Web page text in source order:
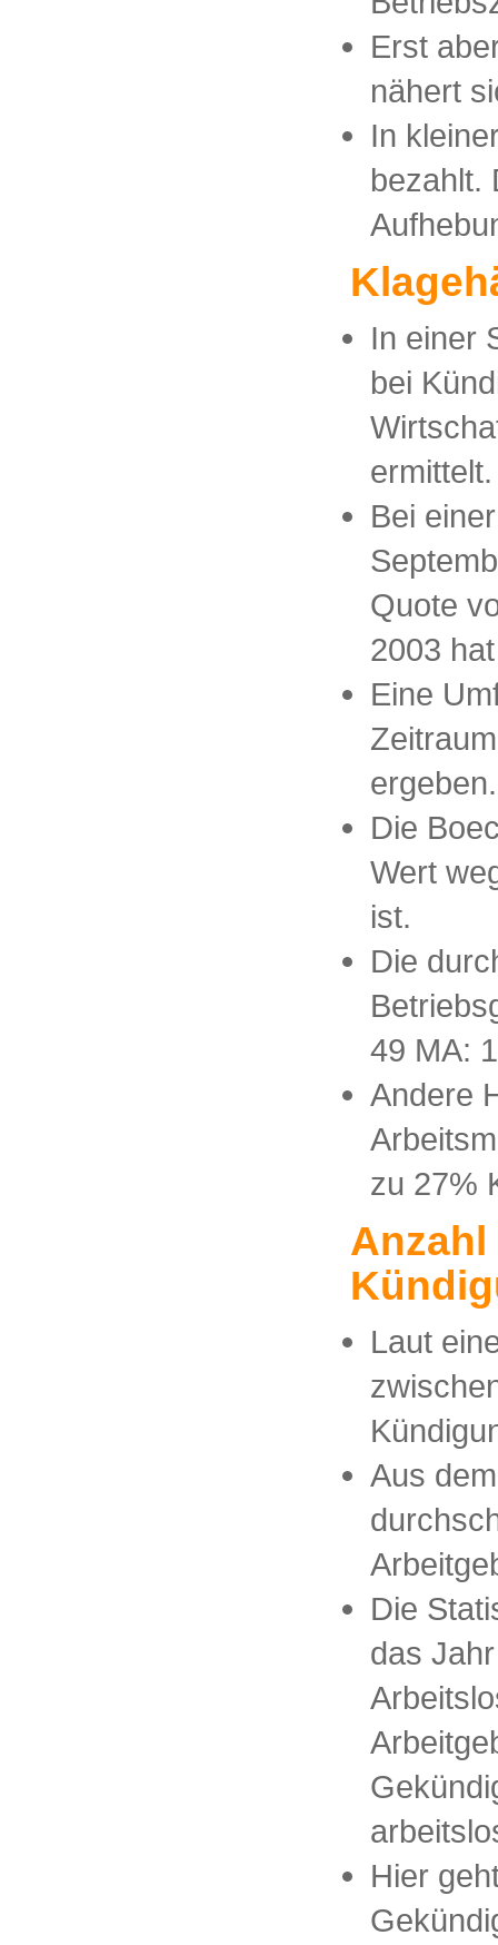
Erst
nähert
In
bezahlt.
In einer
bei
ermittelt.
Bei
Quote
2003
Eine
ergeben.
Die
Wert
ist.
Die
49 MA:
Andere
zu 27%
Laut
Aus
Die
das
Hier